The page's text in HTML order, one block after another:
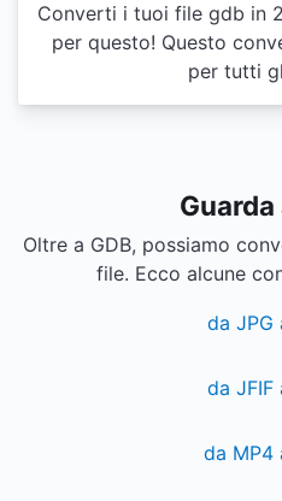
Converti i tuoi file gdb in
per questo! Questo
per tutti
Oltre a GDB, possiamo
file. Ecco alcune
da JPG
da JFIF
da MP4